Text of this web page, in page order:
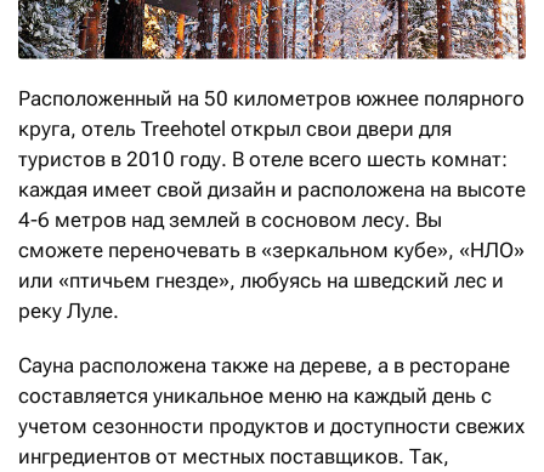
Расположенный на 50 километров южнее полярного
круга, отель Treehotel открыл свои двери для
туристов в 2010 году. В отеле всего шесть комнат:
каждая имеет свой дизайн и расположена на высоте
4-6 метров над землей в сосновом лесу. Вы
сможете переночевать в «зеркальном кубе», «НЛО»
или «птичьем гнезде», любуясь на шведский лес и
реку Луле.
Сауна расположена также на дереве, а в ресторане
составляется уникальное меню на каждый день с
учетом сезонности продуктов и доступности свежих
ингредиентов от местных поставщиков. Так,